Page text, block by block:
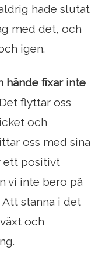
hade slutat
med det, och
igen.
hände fixar inte
Det flyttar oss
och
oss med sina
ett positivt
vi inte bero på
stanna i det
och